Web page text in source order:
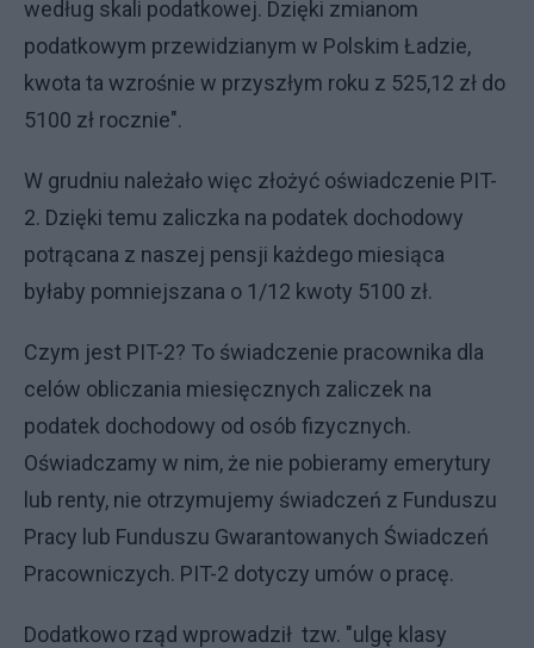
według skali podatkowej. Dzięki zmianom
podatkowym przewidzianym w Polskim Ładzie,
kwota ta wzrośnie w przyszłym roku z 525,12 zł do
5100 zł rocznie".
W grudniu należało więc złożyć oświadczenie PIT-
2. Dzięki temu zaliczka na podatek dochodowy
potrącana z naszej pensji każdego miesiąca
byłaby pomniejszana o 1/12 kwoty 5100 zł.
Czym jest PIT-2? To świadczenie pracownika dla
celów obliczania miesięcznych zaliczek na
podatek dochodowy od osób fizycznych.
Oświadczamy w nim, że nie pobieramy emerytury
lub renty, nie otrzymujemy świadczeń z Funduszu
Pracy lub Funduszu Gwarantowanych Świadczeń
Pracowniczych. PIT-2 dotyczy umów o pracę.
Dodatkowo rząd wprowadził tzw. "ulgę klasy